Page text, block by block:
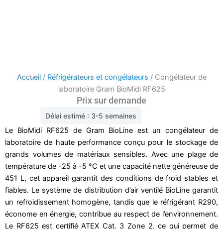
Accueil/ Réfrigérateurs et congélateurs / Congélateur de
laboratoire Gram BioMidi RF625
Prix sur demande
Délai estimé : 3-5 semaines
Le BioMidi RF625 de Gram BioLine est un congélateur de
laboratoire de haute performance conçu pour le stockage de
grands volumes de matériaux sensibles. Avec une plage de
température de -25 à -5 °C et une capacité nette généreuse de
451 L, cet appareil garantit des conditions de froid stables et
fiables. Le système de distribution d’air ventilé BioLine garantit
un refroidissement homogène, tandis que le réfrigérant R290,
économe en énergie, contribue au respect de l’environnement.
Le RF625 est certifié ATEX Cat. 3 Zone 2, ce qui permet de